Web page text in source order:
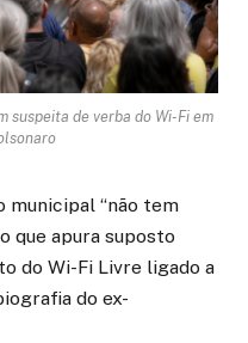
suspeita de verba do Wi-Fi em
municipal “não tem
que apura suposto
do Wi-Fi Livre ligado a
do ex-